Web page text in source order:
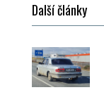
Další články